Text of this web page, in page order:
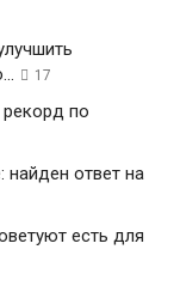
17
рекорд по
ответ на
есть для